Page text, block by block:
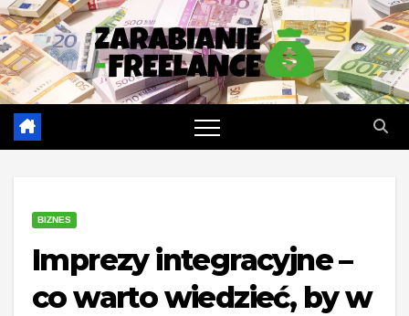
Skip
to
content
BIZNES
Imprezy integracyjne –
co warto wiedzieć, by w